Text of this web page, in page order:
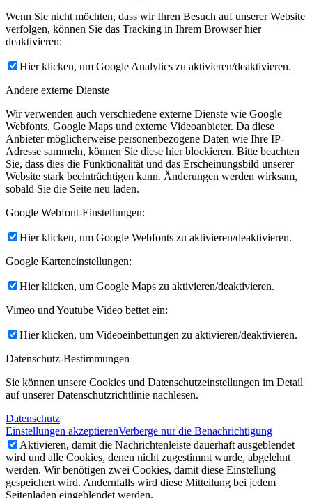
Wenn Sie nicht möchten, dass wir Ihren Besuch auf unserer Website
verfolgen, können Sie das Tracking in Ihrem Browser hier
deaktivieren:
Hier klicken, um Google Analytics zu aktivieren/deaktivieren.
Andere externe Dienste
Wir verwenden auch verschiedene externe Dienste wie Google
Webfonts, Google Maps und externe Videoanbieter. Da diese
Anbieter möglicherweise personenbezogene Daten wie Ihre IP-
Adresse sammeln, können Sie diese hier blockieren. Bitte beachten
Sie, dass dies die Funktionalität und das Erscheinungsbild unserer
Website stark beeinträchtigen kann. Änderungen werden wirksam,
sobald Sie die Seite neu laden.
Google Webfont-Einstellungen:
Hier klicken, um Google Webfonts zu aktivieren/deaktivieren.
Google Karteneinstellungen:
Hier klicken, um Google Maps zu aktivieren/deaktivieren.
Vimeo und Youtube Video bettet ein:
Hier klicken, um Videoeinbettungen zu aktivieren/deaktivieren.
Datenschutz-Bestimmungen
Sie können unsere Cookies und Datenschutzeinstellungen im Detail
auf unserer Datenschutzrichtlinie nachlesen.
Datenschutz
Einstellungen akzeptierenVerberge nur die Benachrichtigung
Aktivieren, damit die Nachrichtenleiste dauerhaft ausgeblendet
wird und alle Cookies, denen nicht zugestimmt wurde, abgelehnt
werden. Wir benötigen zwei Cookies, damit diese Einstellung
gespeichert wird. Andernfalls wird diese Mitteilung bei jedem
Seitenladen eingeblendet werden.